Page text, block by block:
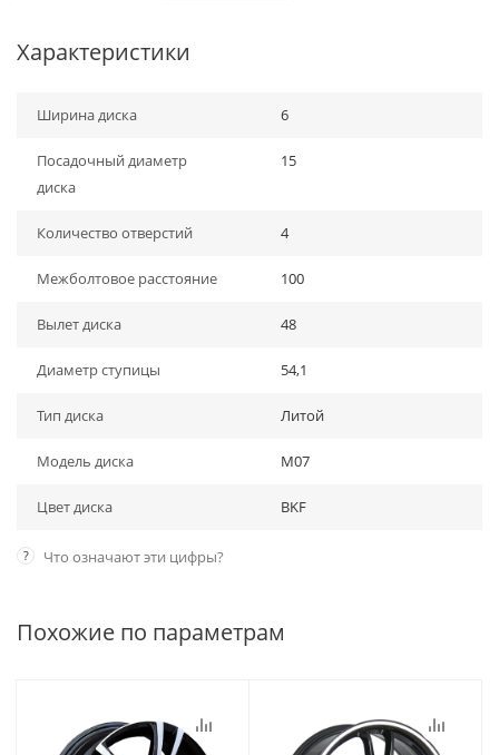
Характеристики
Ширина диска 6
Посадочный диаметр
диска
15
Количество отверстий 4
Межболтовое расстояние 100
Вылет диска 48
Диаметр ступицы 54,1
Тип диска Литой
Модель диска M07
Цвет диска BKF
? Что означают эти цифры?
Похожие по параметрам